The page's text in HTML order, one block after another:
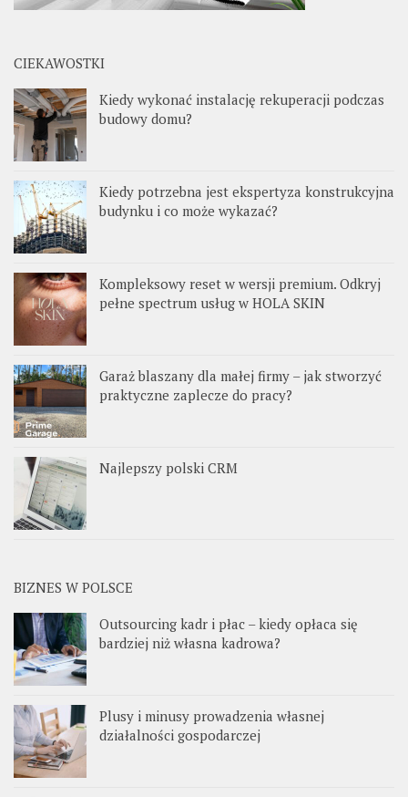
CIEKAWOSTKI
Kiedy wykonać instalację rekuperacji podczas
budowy domu?
Kiedy potrzebna jest ekspertyza konstrukcyjna
budynku i co może wykazać?
Kompleksowy reset w wersji premium. Odkryj
pełne spectrum usług w HOLA SKIN
Garaż blaszany dla małej firmy – jak stworzyć
praktyczne zaplecze do pracy?
Najlepszy polski CRM
BIZNES W POLSCE
Outsourcing kadr i płac – kiedy opłaca się
bardziej niż własna kadrowa?
Plusy i minusy prowadzenia własnej
działalności gospodarczej